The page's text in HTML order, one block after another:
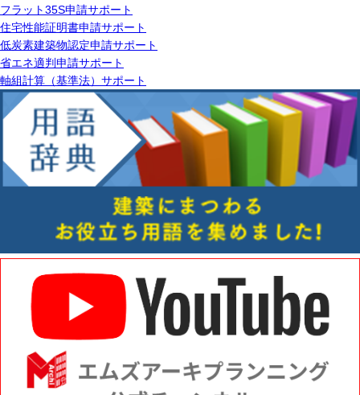
フラット35S申請サポート
住宅性能証明書申請サポート
低炭素建築物認定申請サポート
省エネ適判申請サポート
軸組計算（基準法）サポート